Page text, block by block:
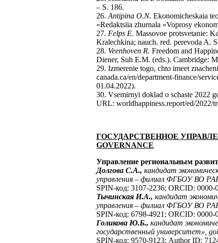
– S. 186.
26.Antipina O.N. Ekonomicheskaia
«Redaktsiia zhurnala «Voprosy
27. Felps E. Massovoe protsvetanie:
Kralechkina; nauch. red. perevoda A.
28. Veenhoven R. Freedom and
Diener, Suh E.M. (eds.). Cambridge:
29. Izmerenie togo, chto imeet
canada.ca/en/department-finance/
01.04.2022).
30. Vsemirnyi doklad o schaste 2022
URL: worldhappiness.report/ed/2022/
ГОСУДАРСТВЕННОЕ
GOVERNANCE
Управление региональным
Долгова С.А., кандидат
управления – филиал ФГБОУ ВО
SPIN-код: 3107-2236; ORCID:
Тычинская И.А., кандидат
управления – филиал ФГБОУ ВО
SPIN-код: 6798-4921; ORCID:
Голикова Ю.Б., кандидат
государственный университет»,
SPIN-код: 9570-9123; Author ID: